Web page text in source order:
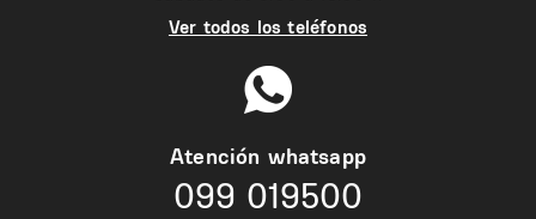
Ver todos los teléfonos
Atención whatsapp
099 019500